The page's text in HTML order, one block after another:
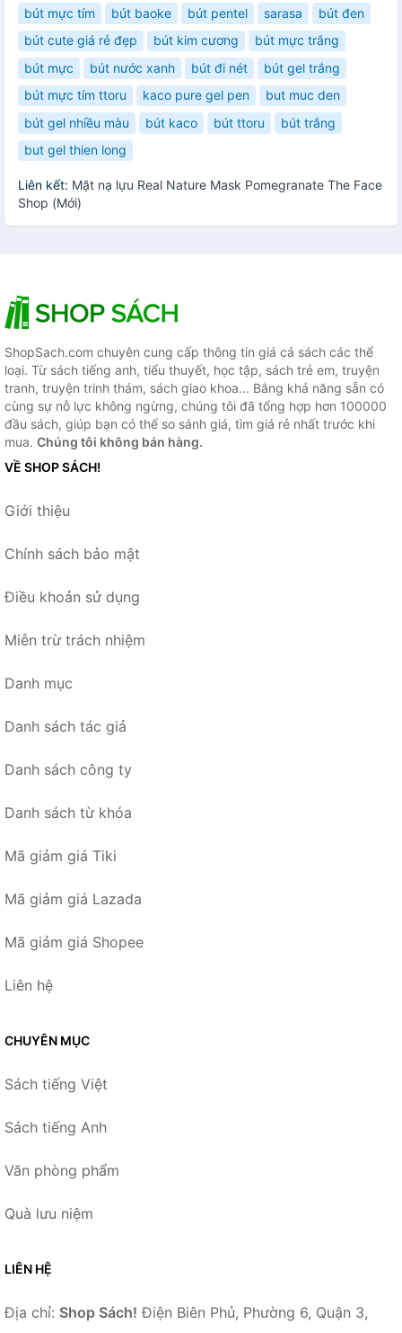
bút mực tím
bút baoke bút pentel sarasa
bút đen
bút cute giá rẻ đẹp
bút kim cương
bút mực trắng
bút mực
bút nước xanh bút đi nét
bút gel trắng
bút mực tím ttoru
kaco pure gel pen
but muc den
bút gel nhiều màu
bút kaco bút ttoru
bút trắng
but gel thien long
Liên kết: Mặt nạ lựu Real Nature Mask Pomegranate The Face
Shop (Mới)
ShopSach.com chuyên cung cấp thông tin giá cả sách các thể
loại. Từ sách tiếng anh, tiểu thuyết, học tập, sách trẻ em, truyện
tranh, truyện trinh thám, sách giao khoa... Bằng khả năng sẵn có
cùng sự nỗ lực không ngừng, chúng tôi đã tổng hợp hơn 100000
đầu sách, giúp bạn có thể so sánh giá, tìm giá rẻ nhất trước khi
mua. Chúng tôi không bán hàng.
VỀ SHOP SÁCH!
Giới thiệu
Chính sách bảo mật
Điều khoản sử dụng
Miễn trừ trách nhiệm
Danh mục
Danh sách tác giả
Danh sách công ty
Danh sách từ khóa
Mã giảm giá Tiki
Mã giảm giá Lazada
Mã giảm giá Shopee
Liên hệ
CHUYÊN MỤC
Sách tiếng Việt
Sách tiếng Anh
Văn phòng phẩm
Quà lưu niệm
LIÊN HỆ
Địa chỉ: Shop Sách! Điện Biên Phủ, Phường 6, Quận 3,